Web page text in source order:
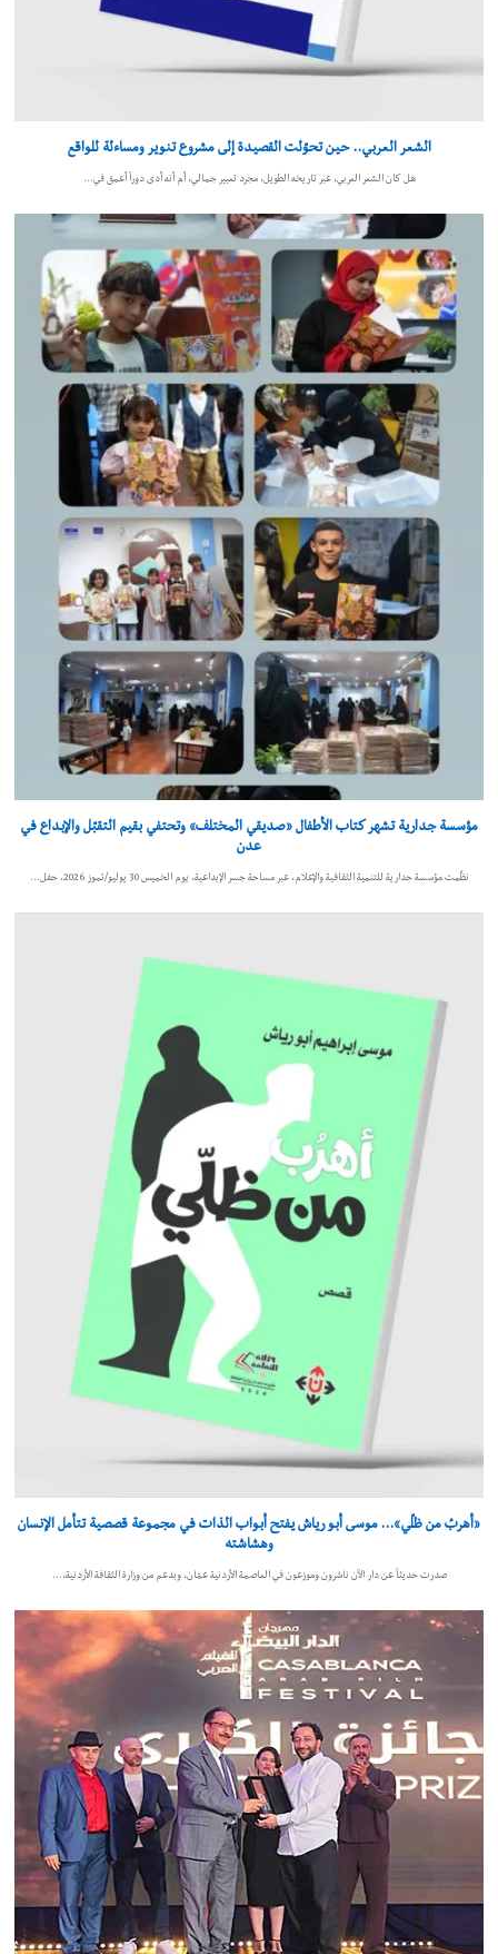
الشعر العربي.. حين تحوّلت القصيدة إلى مشروع تنوير ومساءلة للواقع
هل كان الشعر العربي، عبر تاريخه الطويل، مجرد تعبير جمالي، أم أنه أدى دوراً أعمق في…
مؤسسة جدارية تشهر كتاب الأطفال «صديقي المختلف» وتحتفي بقيم التقبّل والإبداع في
عدن
نظّمت مؤسسة جدارية للتنمية الثقافية والإعلام، عبر مساحة جسر الإبداعية، يوم الخميس 30 يوليو/تموز 2026، حفل…
«أهربُ من ظلّي»… موسى أبو رياش يفتح أبواب الذات في مجموعة قصصية تتأمل الإنسان
وهشاشته
صدرت حديثاً عن دار الآن ناشرون وموزعون في العاصمة الأردنية عمّان، وبدعم من وزارة الثقافة الأردنية،…